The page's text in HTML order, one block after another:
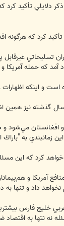
تأكيد كرد
كرد كه هرگونه
تسليحاتي
كه حمله آمريكا و
است و اينكه
گذشته نيز همين
مي‌شود و
و تمامي نيروهاي اين كشور تا پايان سال
خواهد كرد كه
آمريكا و
داد و تنها به
عربي خليج فارس
نه نتها به